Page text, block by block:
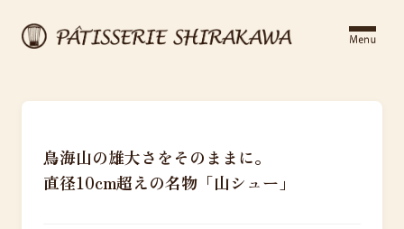
鳥海山の雄大さをそのままに。
直径10cm超えの名物「山シュー」